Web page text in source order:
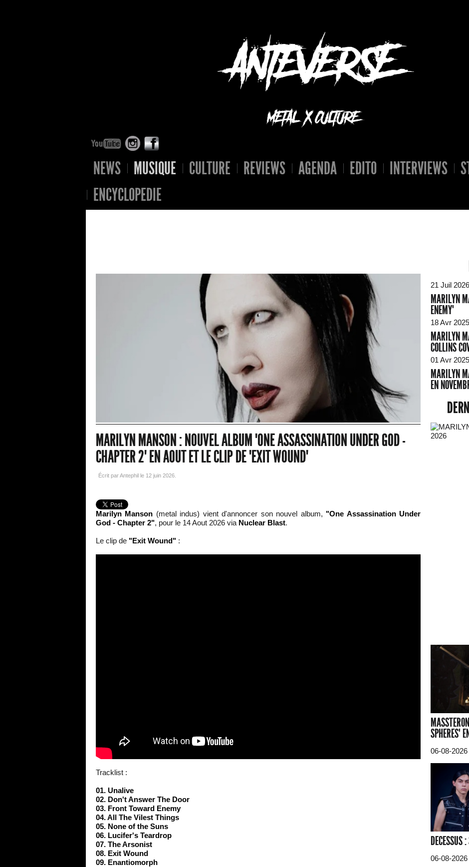
NEWS MUSIQUE CULTURE REVIEWS AGENDA EDITO INTERVIEWS
ENCYCLOPEDIE
MARILYN MANSON : NOUVEL ALBUM "ONE ASSASSINATION UNDER GOD -
CHAPTER 2" EN AOUT ET LE CLIP DE "EXIT WOUND"
Écrit par Antephil le 12 juin 2026
Marilyn Manson (metal indus) vient d'annoncer son nouvel album, "One Assassination Under
God - Chapter 2", pour le 14 Aout 2026 via Nuclear Blast.
Le clip de "Exit Wound" :
Tracklist :
01. Unalive
02. Don't Answer The Door
03. Front Toward Enemy
04. All The Vilest Things
05. None of the Suns
06. Lucifer's Teardrop
07. The Arsonist
08. Exit Wound
09. Enantiomorph
21 Juil 2026
MARILYN
ENEMY"
18 Avr 2025
MARILYN
COLLINS
01 Avr 2025
MARILYN
EN
2026
SPHERES"
06-08-2026
06-08-2026